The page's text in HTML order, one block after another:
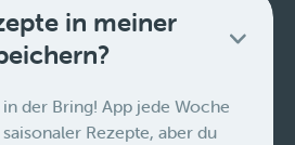
in meiner
der Bring! App jede Woche
Rezepte, aber du